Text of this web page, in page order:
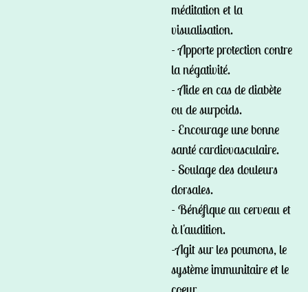
méditation et la
visualisation.
- Apporte protection contre
la négativité.
- Aide en cas de diabète
ou de surpoids.
- Encourage une bonne
santé cardiovasculaire.
- Soulage des douleurs
dorsales.
- Bénéfique au cerveau et
à l'audition.
-Agit sur les poumons, le
système immunitaire et le